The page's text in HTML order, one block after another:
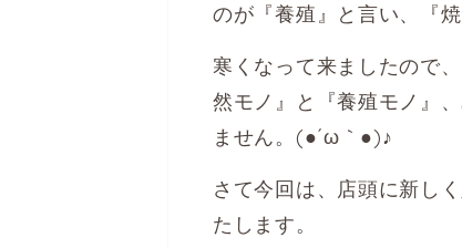
のが『養殖』と言い、『
寒くなって来ましたので
然モノ』と『養殖モノ』
ません。(●´ω｀●)♪
さて今回は、店頭に新し
たします。